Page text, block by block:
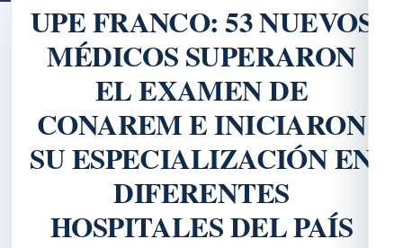
UPE FRANCO: 53 NUEVOS
MÉDICOS SUPERARON
EL EXAMEN DE
CONAREM E INICIARON
SU ESPECIALIZACIÓN EN
DIFERENTES
HOSPITALES DEL PAÍS